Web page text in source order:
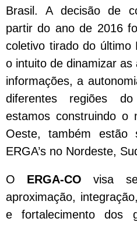
Brasil. A decisão de
partir do ano de 2016
coletivo tirado do último
o intuito de dinamizar
informações, a
diferentes regiões
estamos construindo o
Oeste, também estão
ERGA’s no Nordeste,
O ERGA-CO visa
aproximação,
e fortalecimento dos